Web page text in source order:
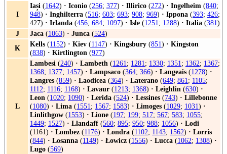
I
Iași (1642) · Iconio (256; 377) · Illirico (272) · Ingelheim (840;
948) · Inghilterra (516; 603; 693; 908; 969) · Ippona (393; 426;
427) · Irlanda (456; 684; 1097) · Isle (1251; 1288) · Italia (381)
J
Jaca (1063) · Junca (524)
K
Kells (1152) · Kiev (1147) · Kingsbury (851) · Kingston
(838) · Kirtlington (977)
L
Lambesi (240) · Lambeth (1261; 1281; 1330; 1351; 1362; 1367;
1368; 1377; 1457) · Lampsaco (364; 366) · Langeais (1278) ·
Langres (859) · Laodicea (364) · Laterano (649; 861; 1105;
1112; 1116; 1168) · Lavaur (1213; 1368) · Leighlin (630) ·
Leon (1020; 1090) · Lerida (524) · Lessines (743) · Lillebonne
(1080) · Lima (1551; 1567; 1583) · Limoges (1029; 1031) ·
Linlithgow (1553) · Lione (197; 199; 517; 567; 583; 1055;
1449; 1527) · Llandaff (560; 895; 950; 988; 1056) · Lodi
(1161) · Lombez (1176) · Londra (1102; 1143; 1562) · Lorris
(844) · Losanna (1149) · Łowicz (1556) · Lucca (1062; 1308) ·
Lugo (569)